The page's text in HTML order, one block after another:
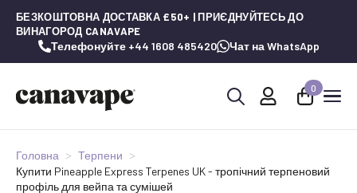
БЕЗКОШТОВНА ДОСТАВКА £50+ | ПРИЄДНУЙТЕСЬ ДО
ВИНАГОРОД CANAVAPE
Телефонуйте +44 1608 485420 Чат на WhatsApp
0
Головна
Терпени
Купити Pineapple Express Terpenes UK - тропічний терпеновий
профіль для вейпа та сумішей